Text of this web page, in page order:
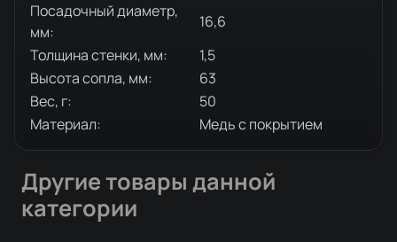
Посадочный диаметр,
мм:
16,6
Толщина стенки, мм:
1,5
Высота сопла, мм:
63
Вес, г:
50
Материал:
Медь с покрытием
Другие товары данной
категории